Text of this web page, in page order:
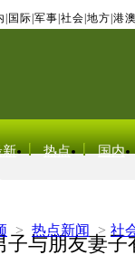
国际 军事 社会 地方 港澳
新 热点 国内
> 热点新闻 > 社
子与朋友妻子